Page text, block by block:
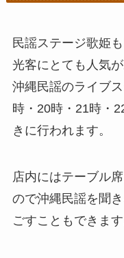
民謡ステージ歌姫
光客にとても人気が
沖縄民謡のライブ
時・20時・21時・
きに行われます。
店内にはテーブル
ので沖縄民謡を聞
ごすこともできます